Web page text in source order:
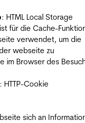
: HTML Local Storage
für die Cache-
verwendet, um die
webseite zu
im Browser des
: HTTP-Cookie
sich an